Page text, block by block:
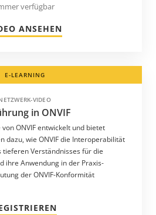
verfügbar
ANSEHEN
E-LEARNING
VIDEO
in ONVIF
ONVIF entwickelt und bietet
dazu, wie ONVIF die Interoperabilität
Verständnisses für die
ihre Anwendung in der Praxis-
der ONVIF-Konformität